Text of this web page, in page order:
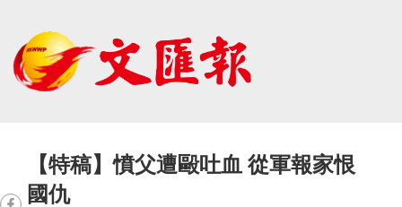
【特稿】憤父遭毆吐血 從軍報家恨
國仇